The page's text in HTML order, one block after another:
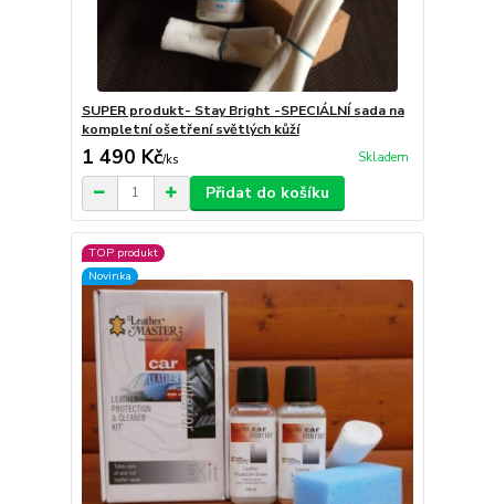
SUPER produkt- Stay Bright -SPECIÁLNÍ sada na
kompletní ošetření světlých kůží
1 490 Kč/ks Skladem
Přidat do košíku
TOP produkt
Novinka